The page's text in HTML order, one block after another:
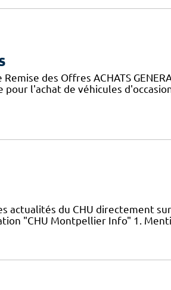
des Offres ACHATS
pour l'achat de véhicules
actualités du CHU directement
"CHU Montpellier Info" 1.